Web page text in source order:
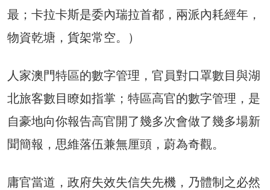
最；卡拉卡斯是委內瑞拉首都，兩派內耗經年，
物資乾塘，貨架常空。）
人家澳門特區的數字管理，官員對口罩數目與湖
北旅客數目瞭如指掌；特區高官的數字管理，是
自豪地向你報告高官開了幾多次會做了幾多場新
聞簡報，思維落伍兼無厘頭，蔚為奇觀。
庸官當道，政府失效失信失先機，乃體制之必然